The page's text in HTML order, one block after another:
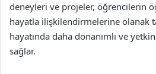
deneyleri ve projeler, öğrencilerin
hayatla ilişkilendirmelerine olanak
hayatında daha donanımlı ve
sağlar.